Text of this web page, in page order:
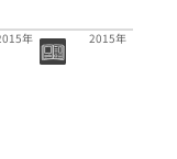
年
2015年